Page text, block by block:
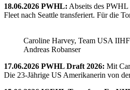
18.06.2026 PWHL: Abseits des PWHL
Fleet nach Seattle transferiert. Für die
Caroline Harvey, Team USA
Andreas Robanser
17.06.2026 PWHL Draft 2026: Mit
Die 23-Jährige US Amerikanerin von